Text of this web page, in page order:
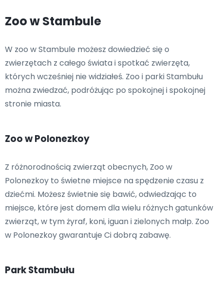
Zoo w Stambule
W zoo w Stambule możesz dowiedzieć się o
zwierzętach z całego świata i spotkać zwierzęta,
których wcześniej nie widziałeś. Zoo i parki Stambułu
można zwiedzać, podróżując po spokojnej i spokojnej
stronie miasta.
Zoo w Polonezkoy
Z różnorodnością zwierząt obecnych, Zoo w
Polonezkoy to świetne miejsce na spędzenie czasu z
dziećmi. Możesz świetnie się bawić, odwiedzając to
miejsce, które jest domem dla wielu różnych gatunków
zwierząt, w tym żyraf, koni, iguan i zielonych małp. Zoo
w Polonezkoy gwarantuje Ci dobrą zabawę.
Park Stambułu